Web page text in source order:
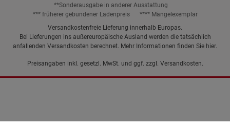
**Sonderausgabe in anderer Ausstattung
*** früherer gebundener Ladenpreis
**** Mängelexemplar
Versandkostenfreie Lieferung innerhalb Europas.
Bei Lieferungen ins außereuropäische Ausland werden die tatsächlich
anfallenden Versandkosten berechnet. Mehr Informationen finden Sie hier.
Preisangaben inkl. gesetzl. MwSt. und ggf. zzgl. Versandkosten.